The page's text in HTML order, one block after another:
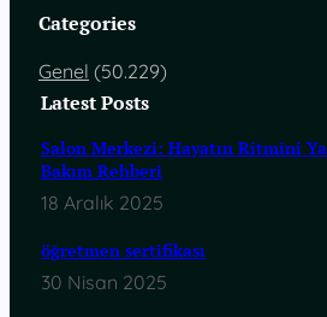
Categories
Genel (50.229)
Latest Posts
Salon Merkezi: Hayatın Ritmini
Bakım Rehberi
18 Aralık 2025
öğretmen sertifikası
30 Nisan 2025